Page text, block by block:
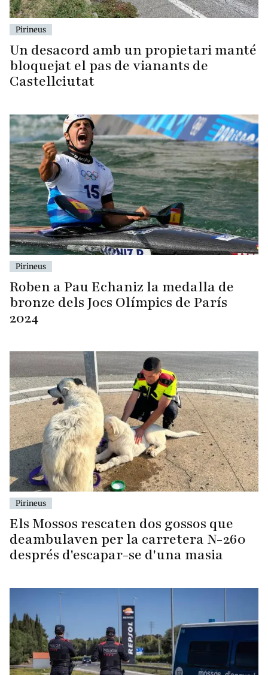
Pirineus
Un desacord amb un propietari manté
bloquejat el pas de vianants de
Castellciutat
Pirineus
Roben a Pau Echaniz la medalla de
bronze dels Jocs Olímpics de París
2024
Pirineus
Els Mossos rescaten dos gossos que
deambulaven per la carretera N-260
després d'escapar-se d'una masia